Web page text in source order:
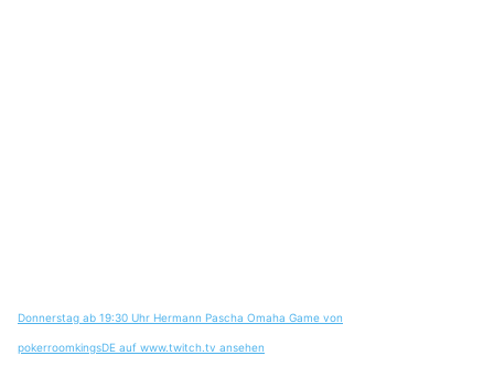
Donnerstag ab 19:30 Uhr Hermann Pascha Omaha Game von
pokerroomkingsDE auf www.twitch.tv ansehen